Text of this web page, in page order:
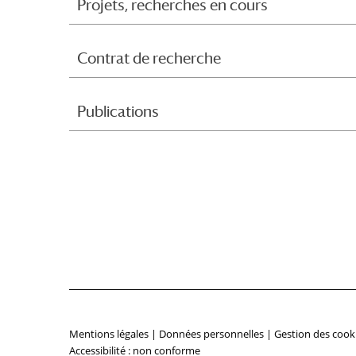
Projets, recherches en cours
Contrat de recherche
Publications
Mentions légales | Données personnelles | Gestion des
Accessibilité : non conforme